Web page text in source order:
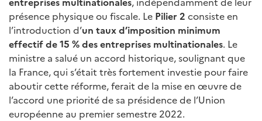
présence physique ou fiscale. Le Pilier 2 consiste en
l’introduction d’un taux d’imposition minimum
effectif de 15 % des entreprises multinationales. Le
ministre a salué un accord historique, soulignant que
la France, qui s’était très fortement investie pour faire
aboutir cette réforme, ferait de la mise en œuvre de
l’accord une priorité de sa présidence de l’Union
européenne au premier semestre 2022.